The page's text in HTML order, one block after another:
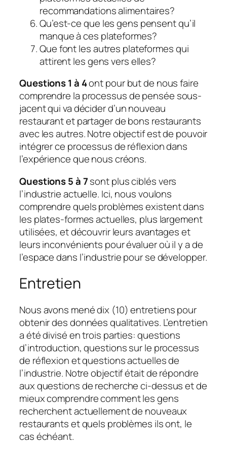
recommandations alimentaires?
Qu’est-ce que les gens pensent qu’il
manque à ces plateformes?
Que font les autres plateformes qui
attirent les gens vers elles?
Questions 1 à 4ont pour but de nous faire
comprendre la processus de pensée sous-
jacentqui va décider d’un nouveau
restaurant et partager de bons restaurants
avec les autres. Notre objectif est de pouvoir
intégrer ce processus de réflexion dans
l’expérience que nous créons.
Questions 5 à 7sont plus ciblés vers
l’industrie actuelle. Ici, nous voulons
comprendre quels problèmes existent dans
les plates-formes actuelles, plus largement
utilisées, et découvrir leurs avantages et
leurs inconvénients pour évaluer où il y a de
l’espace dans l’industrie pour se développer.
Entretien
Nous avons mené dix (10) entretiens pour
obtenir des données qualitatives. L’entretien
a été divisé en trois parties:questions
d’introduction, questions sur le processus
de réflexion et questions actuelles de
l’industrie. Notre objectif était de répondre
aux questions de recherche ci-dessus et de
mieux comprendre comment les gens
recherchent actuellement de nouveaux
restaurants et quels problèmes ils ont, le
cas échéant.